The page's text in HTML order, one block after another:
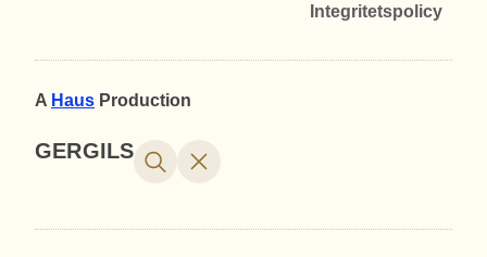
Integritetspolicy
A Haus Production
GERGILS